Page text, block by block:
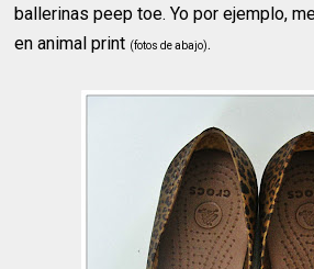
ballerinas peep toe. Yo por ejemplo,
en animal print (fotos de abajo).